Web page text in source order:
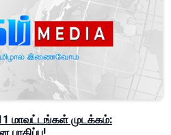
மாவட்டங்கள் முடக்கம்: